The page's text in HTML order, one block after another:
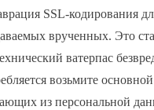
SSL-кодирования
врученных. Это
ватерпас
возьмите
из персональной